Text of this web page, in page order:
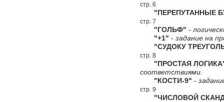
стр. 6
"ПЕРЕПУТАННЫЕ
стр. 7
"ГОЛЬФ" -
"+1" - задание на
"СУДОКУ
стр. 8
"ПРОСТАЯ
соответствиями.
"КОСТИ-9" -
стр. 9
"ЧИСЛОВОЙ